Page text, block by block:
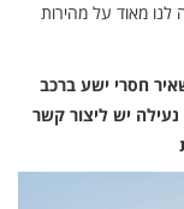
לנו מאוד על מהירות
חסרי ישע ברכב
יש ליצור קשר